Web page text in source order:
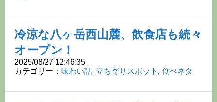
冷涼な八ヶ岳西山麓、飲食店も続々
オープン！
2025/08/27 12:46:35
カテゴリー： 味わい話, 立ち寄りスポット , 食べネタ